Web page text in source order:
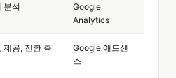
분석
Google
Analytics
제공, 전환 측
Google 애드센
스